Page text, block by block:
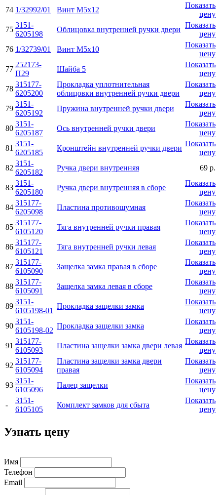
74 1/32992/01 Винт М5х12
Показать
цену
75
3151-
6205198
Облицовка внутренней ручки двери
Показать
цену
76 1/32739/01 Винт М5х10
Показать
цену
77
252173-
П29
Шайба 5
Показать
цену
78
315177-
6205200
Прокладка уплотнительная
облицовки внутренней ручки двери
Показать
цену
79
3151-
6205192
Пружина внутренней ручки двери
Показать
цену
80
3151-
6205187
Ось внутренней ручки двери
Показать
цену
81
3151-
6205185
Кронштейн внутренней ручки двери
Показать
цену
82
3151-
6205182
Ручка двери внутренняя 69 р.
83
3151-
6205180
Ручка двери внутренняя в сборе
Показать
цену
84
315177-
6205098
Пластина противошумная
Показать
цену
85
315177-
6105120
Тяга внутренней ручки правая
Показать
цену
86
315177-
6105121
Тяга внутренней ручки левая
Показать
цену
87
315177-
6105090
Защелка замка правая в сборе
Показать
цену
88
315177-
6105091
Защелка замка левая в сборе
Показать
цену
89
3151-
6105198-01
Прокладка защелки замка
Показать
цену
90
3151-
6105198-02
Прокладка защелки замка
Показать
цену
91
315177-
6105093
Пластина защелки замка двери левая
Показать
цену
92
315177-
6105094
Пластина защелки замка двери
правая
Показать
цену
93
3151-
6105096
Палец защелки
Показать
цену
-
3151-
6105105
Комплект замков для сбыта
Показать
цену
Узнать цену
Имя
Телефон
Email